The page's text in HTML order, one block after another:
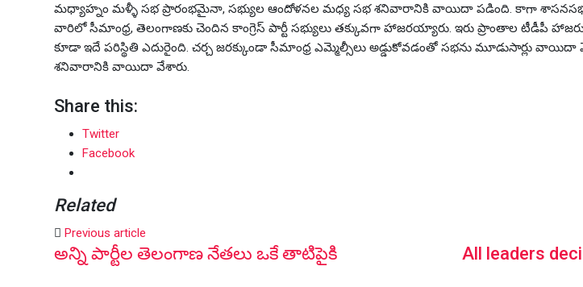
మధ్యాహ్నం మళ్ళీ సభ ప్రారంభమైనా, సభ్యుల ఆందోళనల మధ్య సభ శనివారానికి వాయిదా పడింది. కాగా శాసనసభ
వారిలో సీమాంధ్ర, తెలంగాణకు చెందిన కాంగ్రెస్ పార్టీ సభ్యులు తక్కువగా హాజరయ్యారు. ఇరు ప్రాంతాల టీడీపీ
కూడా ఇదే పరిస్థితి ఎదురైంది. చర్చ జరక్కుండా సీమాంధ్ర ఎమ్మెల్సీలు అడ్డుకోవడంతో సభను మూడుసార్లు వాయిదా
శనివారానికి వాయిదా వేశారు.
Share this:
Twitter
Facebook
Related
Previous article
అన్ని పార్టీల తెలంగాణ నేతలు ఒకే తాటిపైకి
All leaders